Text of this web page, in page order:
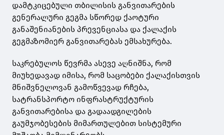
დამტკიცებული თბილისის განვითარების
გენერალური გეგმა სწორედ ქაოტური
განაშენიანების პრევენციასა და ქალაქის
გეგმაზომიერ განვითარებას ემსახურება.
საკრებულოს წევრმა ასევე აღნიშნა, რომ
მიუხედავად იმისა, რომ საცობები ქალაქისთვის
მნიშვნელოვან გამოწვევად რჩება,
სატრანსპორტო ინფრასტრუქტურის
განვითარებისა და გადაადგილების
გაუმჯობესების მიმართულებით სისტემური